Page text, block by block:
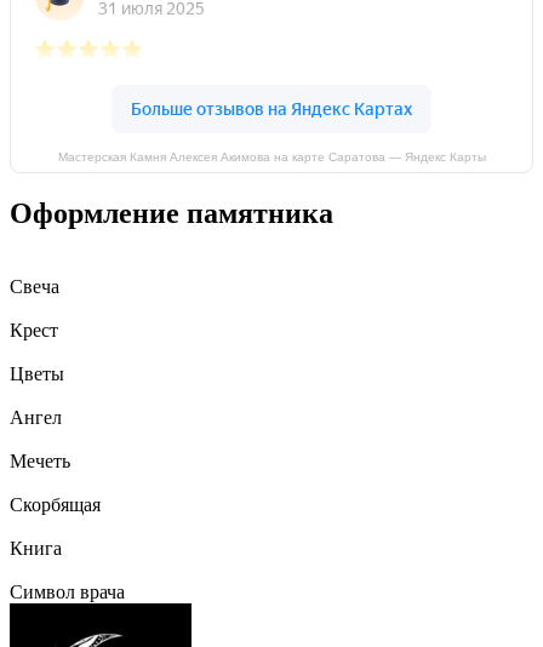
Мастерская Камня Алексея Акимова на карте Саратова — Яндекс Карты
Оформление памятника
Свеча
Крест
Цветы
Ангел
Мечеть
Скорбящая
Книга
Символ врача